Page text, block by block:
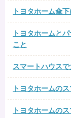
トヨタホーム傘
トヨタホームと
こと
スマートハウス
トヨタホームの
トヨタホームの